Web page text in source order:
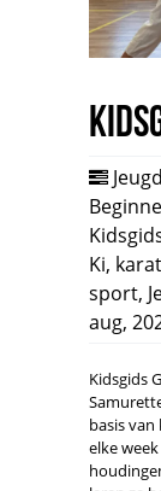
Ki,
sport,
aug,
Kidsgids
basis van
elke